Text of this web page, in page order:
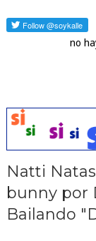
no
Natti
bunny por
Bailando